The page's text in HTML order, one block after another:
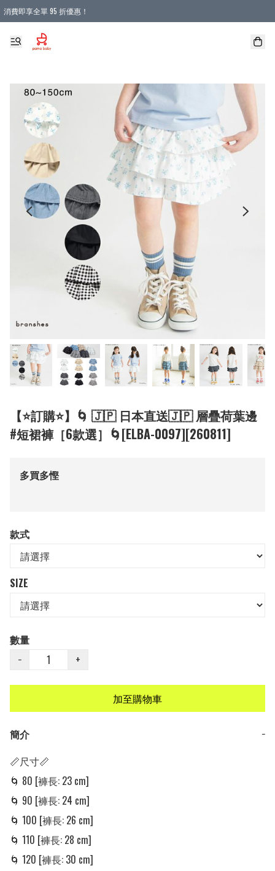
消費即享全單 95 折優惠！
購物滿 HKD 900.00即享免運費優惠！（適用於 本地送貨、本地取貨 )
【⭐訂購⭐】🌀 🇯🇵 日本直送🇯🇵 層疊荷葉邊
#短裙褲［6款選］🌀[ELBA-0097][260811]
多買多慳
款式
SIZE
數量
−
+
加至購物車
簡介
−
📏尺寸📏
🌀 80 [褲長: 23 cm]
🌀 90 [褲長: 24 cm]
🌀 100 [褲長: 26 cm]
🌀 110 [褲長: 28 cm]
🌀 120 [褲長: 30 cm]